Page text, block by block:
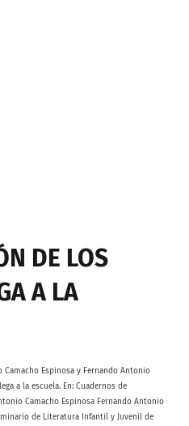
DE LOS
A LA
Camacho Espinosa y Fernando Antonio
a la escuela. En: Cuadernos de
Camacho Espinosa Fernando Antonio
de Literatura Infantil y Juvenil de